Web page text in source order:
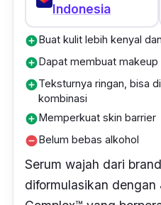
Indonesia
add_circle Buat kulit lebih kenyal
add_circle Dapat membuat makeup
add_circleTeksturnya ringan, bisa
kombinasi
add_circle Memperkuat skin barrier
remove_circle Belum bebas alkohol
Serum wajah dari
diformulasikan dengan